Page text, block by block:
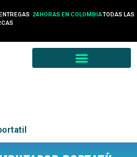
24 HORAS EN COLOMBIATODAS LAS